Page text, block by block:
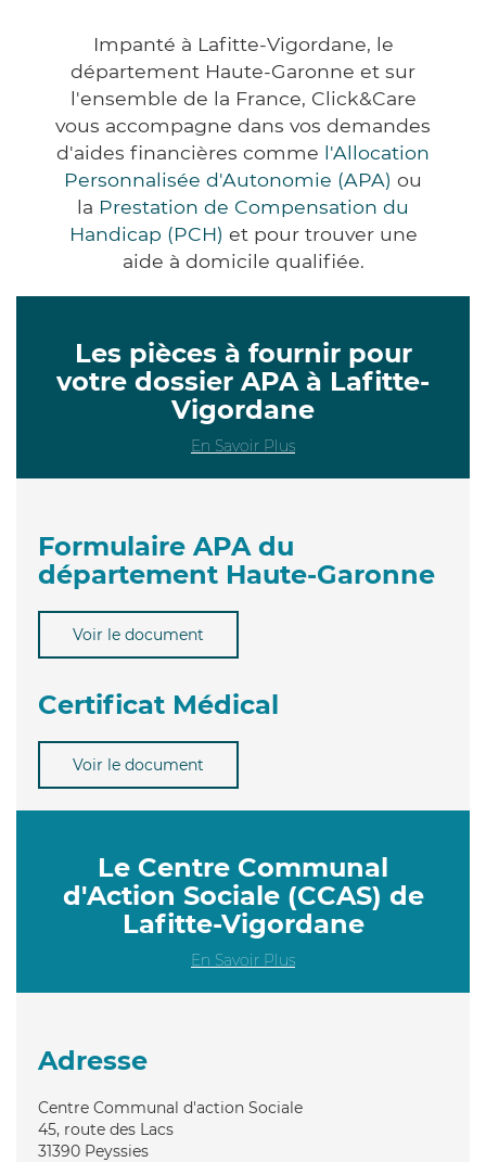
Impanté à Lafitte-Vigordane, le
département Haute-Garonne et sur
l'ensemble de la France, Click&Care
vous accompagne dans vos demandes
d'aides financières comme l'Allocation
Personnalisée d'Autonomie (APA) ou
la Prestation de Compensation du
Handicap (PCH) et pour trouver une
aide à domicile qualifiée.
Les pièces à fournir pour
votre dossier APA à Lafitte-
Vigordane
En Savoir Plus
Formulaire APA du
département Haute-Garonne
Voir le document
Certificat Médical
Voir le document
Le Centre Communal
d'Action Sociale (CCAS) de
Lafitte-Vigordane
En Savoir Plus
Adresse
Centre Communal d'action Sociale
45, route des Lacs
31390 Peyssies